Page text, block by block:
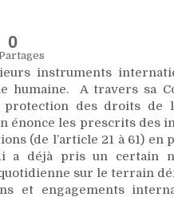
0
instruments
humaine. A travers sa
des droits de
énonce les prescrits des
(de l’article 21 à 61)
a déjà pris un certain
sur le terrain
et engagements